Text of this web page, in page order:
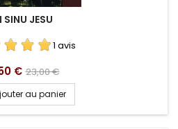
SINU JESU
1 avis
€ Prix
de
base
23,00 €
au panier